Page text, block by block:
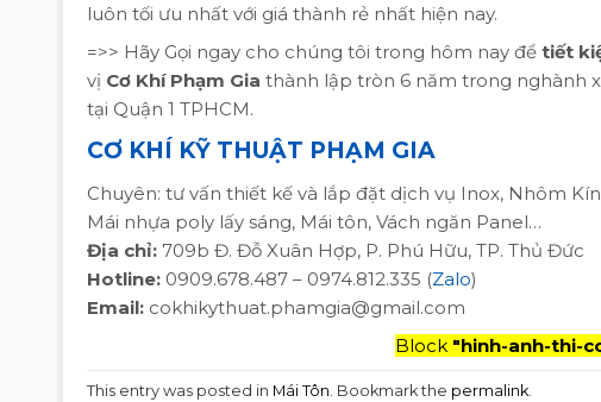
luôn tối ưu nhất với giá thành rẻ nhất hiện nay.
=>> Hãy Gọi ngay cho chúng tôi trong hôm nay để tiết
vị Cơ Khí Phạm Gia thành lập tròn 6 năm trong nghành
tại Quận 1 TPHCM.
CƠ KHÍ KỸ THUẬT PHẠM GIA
Chuyên: tư vấn thiết kế và lắp đặt dịch vụ Inox, Nhôm
Mái nhựa poly lấy sáng, Mái tôn, Vách ngăn Panel…
Địa chỉ: 709b Đ. Đỗ Xuân Hợp, P. Phú Hữu, TP. Thủ Đức
Hotline: 0909.678.487 – 0974.812.335 (Zalo)
Email: cokhikythuat.phamgia@gmail.com
Block "hinh-anh-thi-
This entry was posted in Mái Tôn . Bookmark the permalink